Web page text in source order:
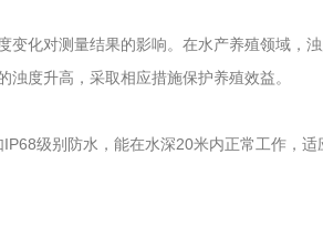
化对测量结果的影响。在水产养殖领域，
度升高，采取相应措施保护养殖效益。
级别防水，能在水深20米内正常工作，